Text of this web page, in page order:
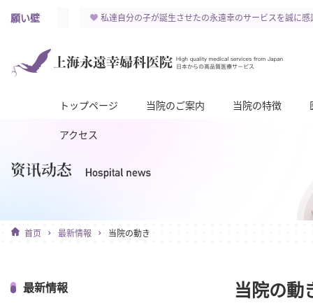
願い壁
祈ります～ 私達自分の子が誕生させたの永遠幸のサービスを誠に感
トップページ 当院のご案内 当院の特徴
アクセス
首页 最新情報 当院の動き
最新情報 当院の動